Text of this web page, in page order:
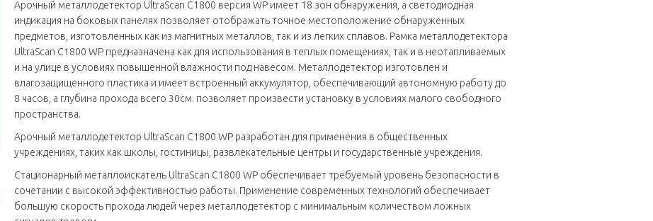
Арочный металлодетектор UltraScan C1800 версия WP имеет 18 зон обнаружения, а светодиодная
индикация на боковых панелях позволяет отображать точное местоположение обнаруженных
предметов, изготовленных как из магнитных металлов, так и из легких сплавов. Рамка металлодетектора
UltraScan C1800 WP предназначена как для использования в теплых помещениях, так и в неотапливаемых
и на улице в условиях повышенной влажности под навесом. Металлодетектор изготовлен и
влагозащищенного пластика и имеет встроенный аккумулятор, обеспечивающий автономную работу до
8 часов, а глубина прохода всего 30см. позволяет произвести установку в условиях малого свободного
пространства.
Арочный металлодетектор UltraScan C1800 WP разработан для применения в общественных
учреждениях, таких как школы, гостиницы, развлекательные центры и государственные учреждения.
Стационарный металлоискатель UltraScan C1800 WP обеспечивает требуемый уровень безопасности в
сочетании с высокой эффективностью работы. Применение современных технологий обеспечивает
большую скорость прохода людей через металлодетектор с минимальным количеством ложных